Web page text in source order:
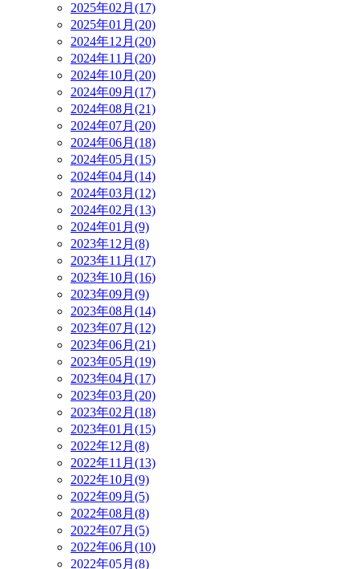
2025年02月(17)
2025年01月(20)
2024年12月(20)
2024年11月(20)
2024年10月(20)
2024年09月(17)
2024年08月(21)
2024年07月(20)
2024年06月(18)
2024年05月(15)
2024年04月(14)
2024年03月(12)
2024年02月(13)
2024年01月(9)
2023年12月(8)
2023年11月(17)
2023年10月(16)
2023年09月(9)
2023年08月(14)
2023年07月(12)
2023年06月(21)
2023年05月(19)
2023年04月(17)
2023年03月(20)
2023年02月(18)
2023年01月(15)
2022年12月(8)
2022年11月(13)
2022年10月(9)
2022年09月(5)
2022年08月(8)
2022年07月(5)
2022年06月(10)
2022年05月(8)